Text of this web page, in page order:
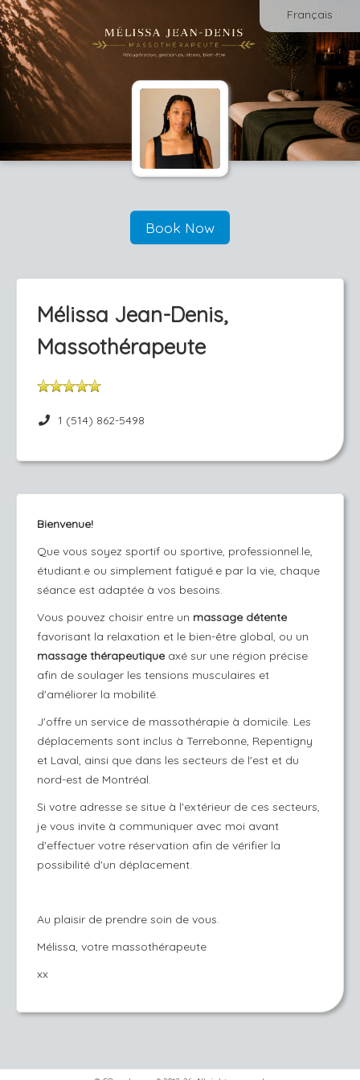
Français
Book Now
Mélissa Jean-Denis,
Massothérapeute
1 (514) 862-5498
Bienvenue!
Que vous soyez sportif ou sportive, professionnel.le,
étudiant.e ou simplement fatigué.e par la vie, chaque
séance est adaptée à vos besoins.
Vous pouvez choisir entre un massage détente
favorisant la relaxation et le bien-être global, ou un
massage thérapeutique axé sur une région précise
afin de soulager les tensions musculaires et
d'améliorer la mobilité.
J'offre un service de massothérapie à domicile. Les
déplacements sont inclus à Terrebonne, Repentigny
et Laval, ainsi que dans les secteurs de l'est et du
nord-est de Montréal.
Si votre adresse se situe à l'extérieur de ces secteurs,
je vous invite à communiquer avec moi avant
d'effectuer votre réservation afin de vérifier la
possibilité d'un déplacement.
Au plaisir de prendre soin de vous.
Mélissa, votre massothérapeute
xx